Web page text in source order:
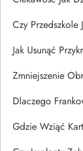
Czy Przedszkole
Jak Usunąć
Zmniejszenie
Dlaczego
Gdzie Wziąć